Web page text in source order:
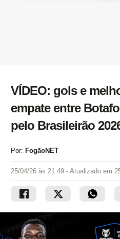
VÍDEO: gols e
empate entre
pelo Brasileirão
Por: FogãoNET
25/04/26 às 21:49 - Atualizado em